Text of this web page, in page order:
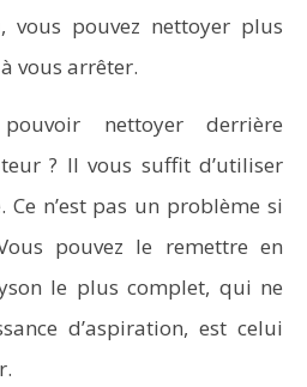
vous pouvez nettoyer plus
vous arrêter.
nettoyer derrière
? Il vous suffit d’utiliser
n’est pas un problème si
pouvez le remettre en
le plus complet, qui ne
d’aspiration, est celui